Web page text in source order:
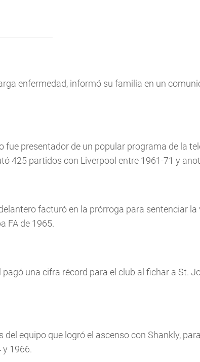
enfermedad, informó su familia en un
fue presentador de un popular programa de la
425 partidos con Liverpool entre 1961-71 y
facturó en la prórroga para sentenciar la
FA de 1965.
una cifra récord para el club al fichar a St.
equipo que logró el ascenso con Shankly,
y 1966.